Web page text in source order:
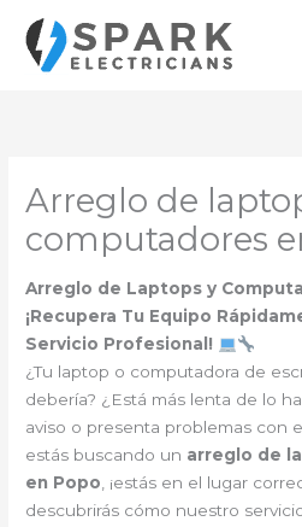
contenido
Arreglo de
computadores
Arreglo de Laptops y
¡Recupera Tu Equipo
Servicio Profesional!
¿Tu laptop o computadora de
debería? ¿Está más lenta de lo
aviso o presenta problemas con
estás buscando un arreglo de
en Popo, ¡estás en el lugar
descubrirás cómo nuestro